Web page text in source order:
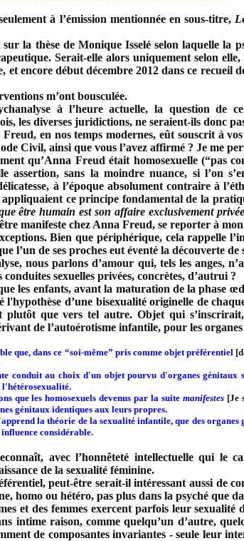
à l’émission mentionnée en sous-titre,
la thèse de Monique Isselé selon laquelle la
Serait-elle alors uniquement selon
et encore début décembre 2012 dans ce recueil
m’ont bousculée.
à l’heure actuelle, la question de
les diverses juridictions, ne seraient-ils donc
Freud, en nos temps modernes, eût souscrit à
Civil, ainsi que vous l’avez affirmé ? Je me
qu’Anna Freud était homosexuelle (“pas
assertion, sans la moindre nuance, si l’on
à l’époque absolument contraire à
ce principe fondamental de la
être humain est son affaire exclusivement
manifeste chez Anna Freud, se reporter à
Bien que périphérique, cela rappelle
l’un de ses proches eut éventé la découverte
nous parlons d’amour qui, tels les anges,
conduites sexuelles privées, concrètes, d’autrui ?
les enfants, avant la maturation de la phase
l'hypothèse d’une bisexualité originelle de
plutôt que vers tel autre. Objet qui
de l’autoérotisme infantile, pour les
que, dans ce “soi-même” pris comme objet préférentiel
conduit au choix d'un objet pourvu d'organes génitaux
que les homosexuels devenus par la suitemanifestes [Je
génitaux identiques aux leurs propres.
la théorie de la sexualité infantile, que des
influence considérable.
avec l’honnêteté intellectuelle qui le
de la sexualité féminine.
peut-être serait-il intéressant aussi de
homo ou hétéro, pas plus dans la psyché que
et des femmes exercent parfois leur sexualité
intime raison, comme quelqu’un d’autre,
de composantes invariantes - seule leur